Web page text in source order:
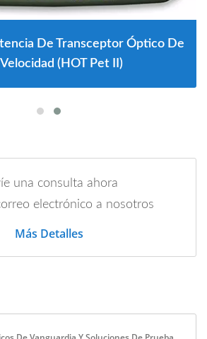
De Transceptor Óptico De
(HOT Pet II)
una consulta ahora
electrónico a nosotros
Más Detalles